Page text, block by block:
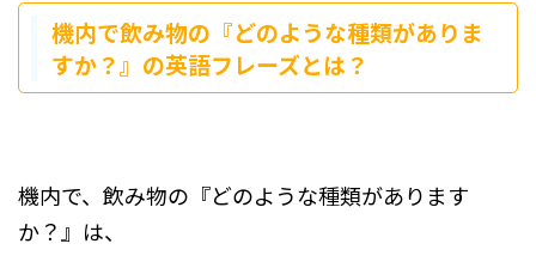
機内で飲み物の『どのような種類がありま
すか？』の英語フレーズとは？
機内で、飲み物の『どのような種類があります
か？』は、